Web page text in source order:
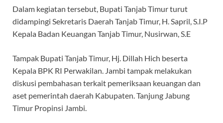
Dalam kegiatan tersebut, Bupati Tanjab Timur turut
didampingi Sekretaris Daerah Tanjab Timur, H. Sapril, S.I.P
Kepala Badan Keuangan Tanjab Timur, Nusirwan, S.E
Tampak Bupati Tanjab Timur, Hj. Dillah Hich beserta
Kepala BPK RI Perwakilan. Jambi tampak melakukan
diskusi pembahasan terkait pemeriksaan keuangan dan
aset pemerintah daerah Kabupaten. Tanjung Jabung
Timur Propinsi Jambi.